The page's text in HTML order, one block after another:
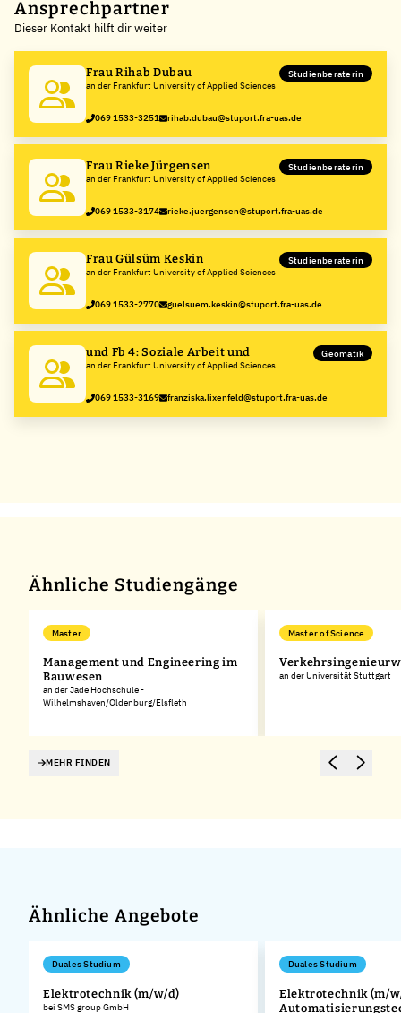
+
−
Ansprechpartner
Dieser Kontakt hilft dir weiter
Frau Rihab Dubau
an der Frankfurt University of Applied Sciences
Studienberaterin
069 1533-3251 rihab.dubau@stuport.fra-uas.de
Frau Rieke Jürgensen
an der Frankfurt University of Applied Sciences
Studienberaterin
069 1533-3174 rieke.juergensen@stuport.fra-uas.de
Frau Gülsüm Keskin
an der Frankfurt University of Applied Sciences
Studienberaterin
069 1533-2770 guelsuem.keskin@stuport.fra-uas.de
und Fb 4: Soziale Arbeit und
an der Frankfurt University of Applied Sciences
Geomatik
069 1533-3169 franziska.lixenfeld@stuport.fra-uas.de
Ähnliche Studiengänge
Master
Management und Engineering im
Bauwesen
an der Jade Hochschule -
Wilhelmshaven/Oldenburg/Elsfleth
Master of Science
an der Universität Stuttgart
MEHR FINDEN
Ähnliche Angebote
Duales Studium
Elektrotechnik (m/w/d)
bei SMS group GmbH
Duales Studium
Elektrotechnik (m/